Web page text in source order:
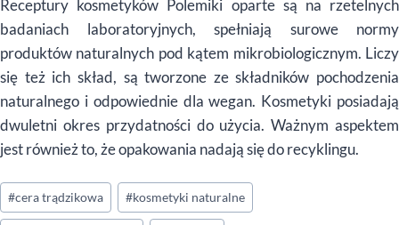
Receptury kosmetyków Polemiki oparte są na rzetelnych
badaniach laboratoryjnych, spełniają surowe normy
produktów naturalnych pod kątem mikrobiologicznym. Liczy
się też ich skład, są tworzone ze składników pochodzenia
naturalnego i odpowiednie dla wegan. Kosmetyki posiadają
dwuletni okres przydatności do użycia. Ważnym aspektem
jest również to, że opakowania nadają się do recyklingu.
Tagi
wpisu:
#cera trądzikowa #kosmetyki naturalne